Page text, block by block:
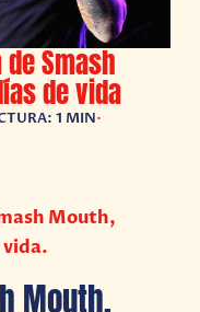
Smash
de vida
1 MIN•
Mouth,
vida.
Mouth,